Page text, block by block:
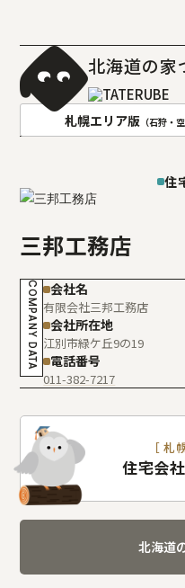
北海道の家
札幌エリア版 （石狩・
函館(渡島･檜山)版
室蘭(胆振･日高)版
北見(オホーツク)版
住
三邦工務店
COMPANY DATA 会社名
有限会社三邦工務店
会社所在地
江別市緑ケ丘9の19
電話番号
011-382-7217
［
住宅会
北海道